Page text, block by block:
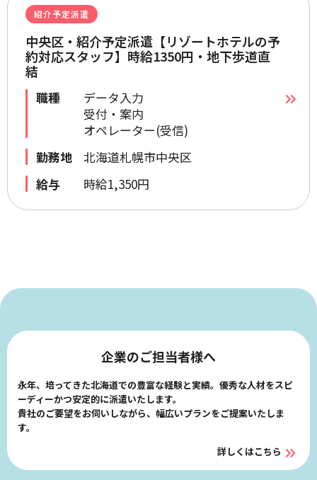
紹介予定派遣
中央区・紹介予定派遣【リゾートホテルの予
約対応スタッフ】時給1350円・地下歩道直
結
職種
データ入力
受付・案内
オペレーター(受信)
勤務地
北海道札幌市中央区
給与
時給1,350円
企業のご担当者様へ
永年、培ってきた北海道での豊富な経験と実績。優秀な人材をスピ
ーディーかつ安定的に派遣いたします。
貴社のご要望をお伺いしながら、幅広いプランをご提案いたしま
す。
詳しくはこちら